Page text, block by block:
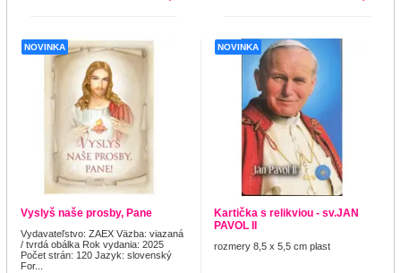
NOVINKA
Vyslyš naše prosby, Pane
Vydavateľstvo: ZAEX Väzba: viazaná
/ tvrdá obálka Rok vydania: 2025
Počet strán: 120 Jazyk: slovenský
For...
NOVINKA
Kartička s relikviou - sv.JAN
PAVOL II
rozmery 8,5 x 5,5 cm plast